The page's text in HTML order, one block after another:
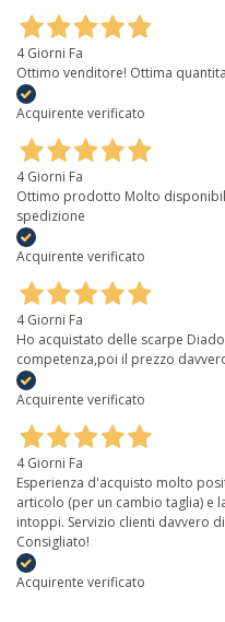
4 Giorni Fa
Ottimo venditore! Ottima
Acquirente verificato
4 Giorni Fa
Ottimo prodotto Molto
spedizione
Acquirente verificato
4 Giorni Fa
Ho acquistato delle scarpe
competenza,poi il prezzo
Acquirente verificato
4 Giorni Fa
Esperienza d'acquisto molto
articolo (per un cambio taglia) e
intoppi. Servizio clienti davvero
Consigliato!
Acquirente verificato